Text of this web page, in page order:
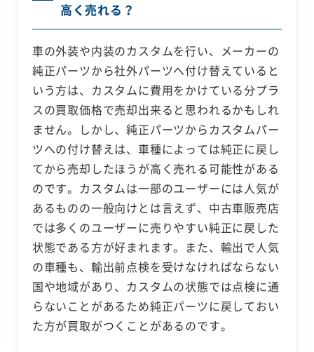
高く売れる？
車の外装や内装のカスタムを行い、メーカーの
純正パーツから社外パーツへ付け替えていると
いう方は、カスタムに費用をかけている分プラ
スの買取価格で売却出来ると思われるかもしれ
ません。しかし、純正パーツからカスタムパー
ツへの付け替えは、車種によっては純正に戻し
てから売却したほうが高く売れる可能性がある
のです。カスタムは一部のユーザーには人気が
あるものの一般向けとは言えず、中古車販売店
では多くのユーザーに売りやすい純正に戻した
状態である方が好まれます。また、輸出で人気
の車種も、輸出前点検を受けなければならない
国や地域があり、カスタムの状態では点検に通
らないことがあるため純正パーツに戻しておい
た方が買取がつくことがあるのです。